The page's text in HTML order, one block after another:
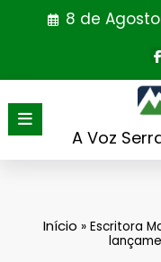
8 de
A Voz
Início »Escritora